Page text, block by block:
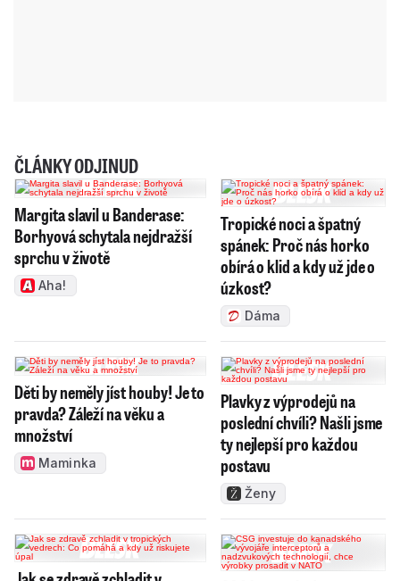
ČLÁNKY ODJINUD
Margita slavil u Banderase:
Borhyová schytala nejdražší
sprchu v životě
Aha!
Tropické noci a špatný
spánek: Proč nás horko
obírá o klid a kdy už jde o
úzkost?
Dáma
Děti by neměly jíst houby! Je to
pravda? Záleží na věku a
množství
Maminka
Plavky z výprodejů na
poslední chvíli? Našli jsme
ty nejlepší pro každou
postavu
Ženy